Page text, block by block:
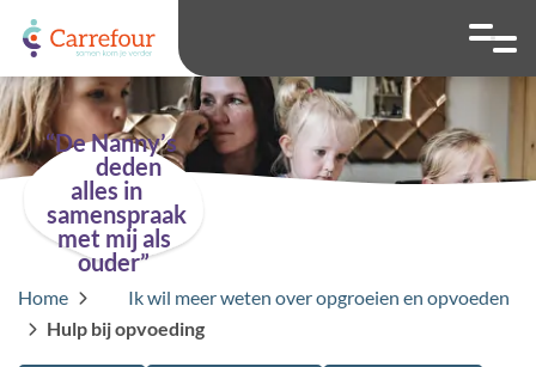
overslaan
Hoog contrast
Ga naar
“De Nanny’s
deden
alles in
samenspraak
met mij als
ouder”
Home
Ik wil meer weten over opgroeien en opvoeden
Hulp bij opvoeding